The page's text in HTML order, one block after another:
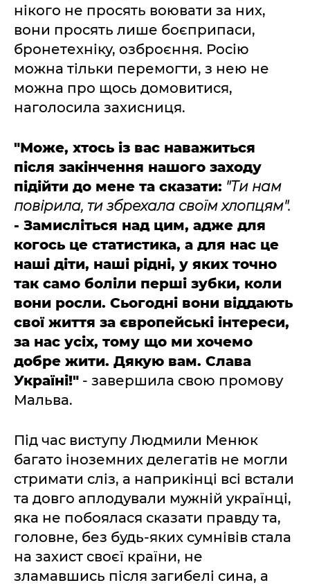
нікого не просять воювати за них,
вони просять лише боєприпаси,
бронетехніку, озброєння. Росію
можна тільки перемогти, з нею не
можна про щось домовитися,
наголосила захисниця.
"Може, хтось із вас наважиться
після закінчення нашого заходу
підійти до мене та сказати: "Ти нам
повірила, ти збрехала своїм хлопцям".
- Замисліться над цим, адже для
когось це статистика, а для нас це
наші діти, наші рідні, у яких точно
так само боліли перші зубки, коли
вони росли. Сьогодні вони віддають
свої життя за європейські інтереси,
за нас усіх, тому що ми хочемо
добре жити. Дякую вам. Слава
Україні!" - завершила свою промову
Мальва.
Під час виступу Людмили Менюк
багато іноземних делегатів не могли
стримати сліз, а наприкінці всі встали
та довго аплодували мужній українці,
яка не побоялася сказати правду та,
головне, без будь-яких сумнівів стала
на захист своєї країни, не
зламавшись після загибелі сина, а